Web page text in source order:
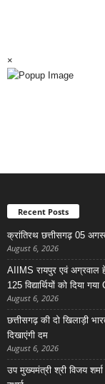
×
Recent Posts
क्रांतिरथ छत्तीसगढ़ 05
August 6, 2026
AIIMS रायपुर एवं अग्रवाल
125 विद्यार्थियों को दिया
August 6, 2026
छत्तीसगढ़ की दो खिलाड़ी
दिखाएंगी दम
August 6, 2026
उप मुख्यमंत्री श्री विजय